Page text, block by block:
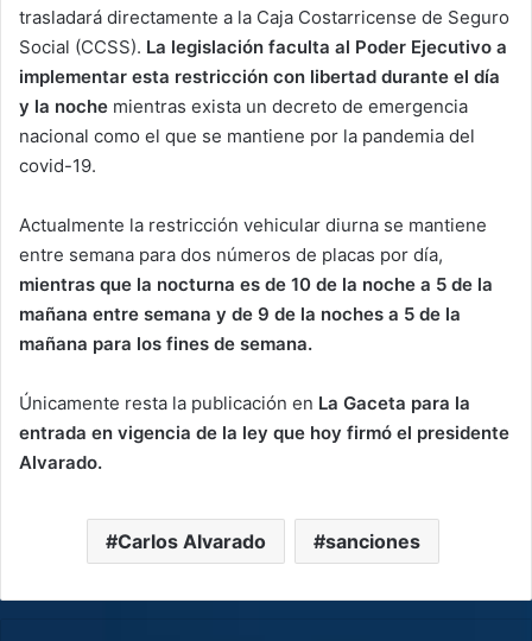
trasladará directamente a la Caja Costarricense de Seguro
Social (CCSS). La legislación faculta al Poder Ejecutivo a
implementar esta restricción con libertad durante el día
y la noche mientras exista un decreto de emergencia
nacional como el que se mantiene por la pandemia del
covid-19.
Actualmente la restricción vehicular diurna se mantiene
entre semana para dos números de placas por día,
mientras que la nocturna es de 10 de la noche a 5 de la
mañana entre semana y de 9 de la noches a 5 de la
mañana para los fines de semana.
Únicamente resta la publicación en La Gaceta para la
entrada en vigencia de la ley que hoy firmó el presidente
Alvarado.
Carlos Alvarado sanciones